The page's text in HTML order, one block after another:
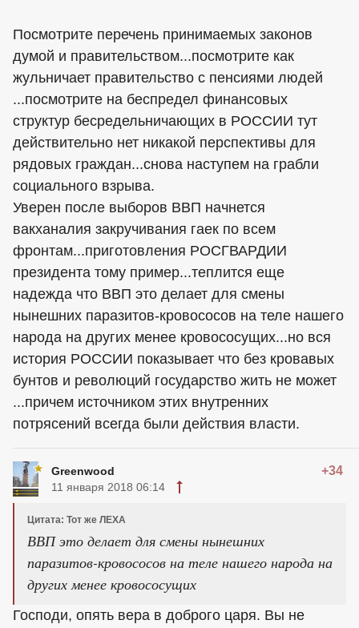
Посмотрите перечень принимаемых законов
думой и правительством...посмотрите как
жульничает правительство с пенсиями людей
...посмотрите на беспредел финансовых
структур бесредельничающих в РОССИИ тут
действительно нет никакой перспективы для
рядовых граждан...снова наступем на грабли
социального взрыва.
Уверен после выборов ВВП начнется
вакханалия закручивания гаек по всем
фронтам...приготовления РОСГВАРДИИ
президента тому пример...теплится еще
надежда что ВВП это делает для смены
нынешних паразитов-кровососов на теле нашего
народа на других менее кровососущих...но вся
история РОССИИ показывает что без кровавых
бунтов и революций государство жить не может
...причем источником этих внутренних
потрясений всегда были действия власти.
Greenwood +34
11 января 2018 06:14
Цитата: Тот же ЛЕХА
ВВП это делает для смены нынешних
паразитов-кровососов на теле нашего народа на
других менее кровососущих
Господи, опять вера в доброго царя. Вы не